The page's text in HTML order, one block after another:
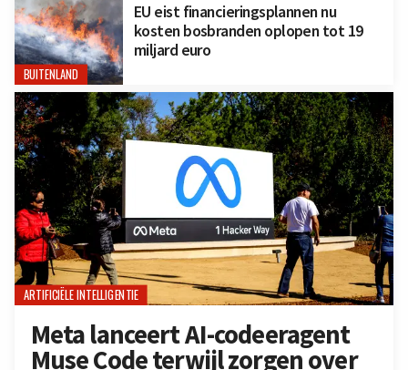
BUITENLAND
EU eist financieringsplannen nu
kosten bosbranden oplopen tot 19
miljard euro
ARTIFICIËLE INTELLIGENTIE
Meta lanceert AI-codeeragent
Muse Code terwijl zorgen over